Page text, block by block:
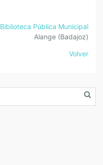
Biblioteca Pública Municipal
Alange (Badajoz)
Volver